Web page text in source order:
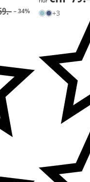
45.-, vorheriger Preis:
– 34% +3